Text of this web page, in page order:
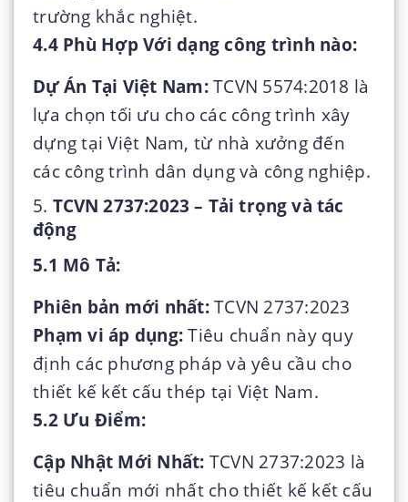
trường khắc nghiệt.
4.4 Phù Hợp Với dạng công trình nào:
Dự Án Tại Việt Nam:TCVN 5574:2018 là
lựa chọn tối ưu cho các công trình xây
dựng tại Việt Nam, từ nhà xưởng đến
các công trình dân dụng và công nghiệp.
5. TCVN 2737:2023 – Tải trọng và tác
động
5.1 Mô Tả:
Phiên bản mới nhất:TCVN 2737:2023
Phạm vi áp dụng: Tiêu chuẩn này quy
định các phương pháp và yêu cầu cho
thiết kế kết cấu thép tại Việt Nam.
5.2 Ưu Điểm:
Cập Nhật Mới Nhất: TCVN 2737:2023 là
tiêu chuẩn mới nhất cho thiết kế kết cấu